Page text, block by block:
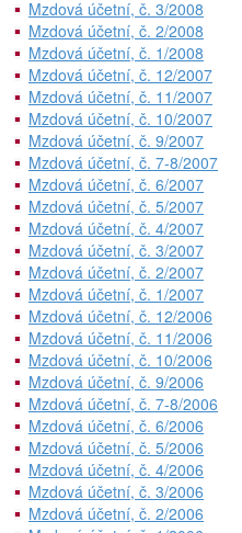
Mzdová účetní, č. 3/2008
Mzdová účetní, č. 2/2008
Mzdová účetní, č. 1/2008
Mzdová účetní, č. 12/2007
Mzdová účetní, č. 11/2007
Mzdová účetní, č. 10/2007
Mzdová účetní, č. 9/2007
Mzdová účetní, č. 7-8/2007
Mzdová účetní, č. 6/2007
Mzdová účetní, č. 5/2007
Mzdová účetní, č. 4/2007
Mzdová účetní, č. 3/2007
Mzdová účetní, č. 2/2007
Mzdová účetní, č. 1/2007
Mzdová účetní, č. 12/2006
Mzdová účetní, č. 11/2006
Mzdová účetní, č. 10/2006
Mzdová účetní, č. 9/2006
Mzdová účetní, č. 7-8/2006
Mzdová účetní, č. 6/2006
Mzdová účetní, č. 5/2006
Mzdová účetní, č. 4/2006
Mzdová účetní, č. 3/2006
Mzdová účetní, č. 2/2006